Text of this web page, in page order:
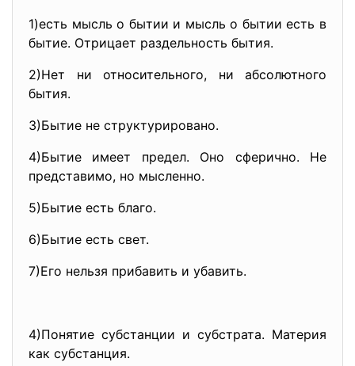
1)есть мысль о бытии и мысль о бытии есть в
бытие. Отрицает раздельность бытия.
2)Нет ни относительного, ни абсолютного
бытия.
3)Бытие не структурировано.
4)Бытие имеет предел. Оно сферично. Не
представимо, но мысленно.
5)Бытие есть благо.
6)Бытие есть свет.
7)Его нельзя прибавить и убавить.
4)Понятие субстанции и субстрата. Материя
как субстанция.